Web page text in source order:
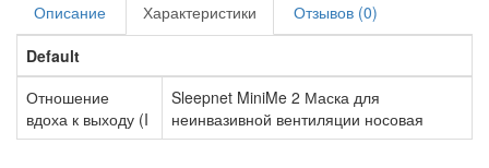
Описание
Характеристики
Отзывов (0)
Default
Отношение
вдоха к выходу (I
Sleepnet MiniMe 2 Маска для
неинвазивной вентиляции носовая